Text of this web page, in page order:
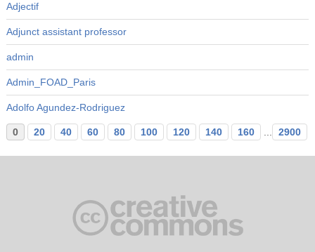
Adjectif
Adjunct assistant professor
admin
Admin_FOAD_Paris
Adolfo Agundez-Rodriguez
0 20 40 60 80 100 120 140 160 ... 2900